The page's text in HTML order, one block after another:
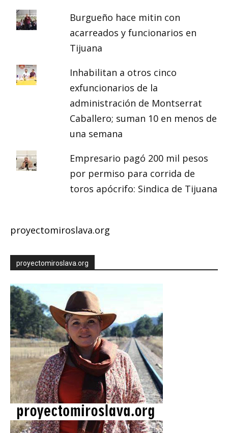
Burgueño hace mitin con
acarreados y funcionarios en
Tijuana
Inhabilitan a otros cinco
exfuncionarios de la
administración de Montserrat
Caballero; suman 10 en menos de
una semana
Empresario pagó 200 mil pesos
por permiso para corrida de
toros apócrifo: Sindica de Tijuana
proyectomiroslava.org
proyectomiroslava.org